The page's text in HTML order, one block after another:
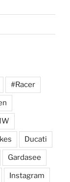
#Racer
Ducati
Gardasee
Instagram